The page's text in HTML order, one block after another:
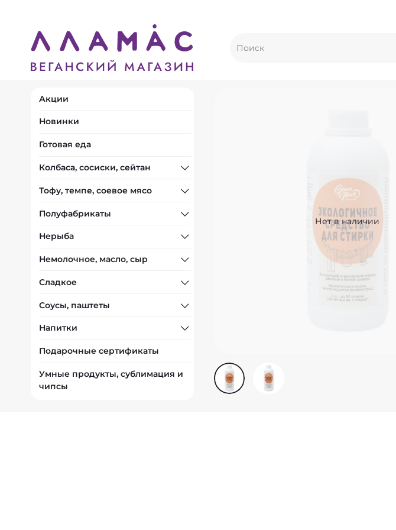
Нет в наличии
Акции
Новинки
Готовая еда
Колбаса, сосиски, сейтан
Тофу, темпе, соевое мясо
Полуфабрикаты
Нерыба
Немолочное, масло, сыр
Сладкое
Соусы, паштеты
Напитки
Подарочные сертификаты
Умные продукты, сублимация и
чипсы